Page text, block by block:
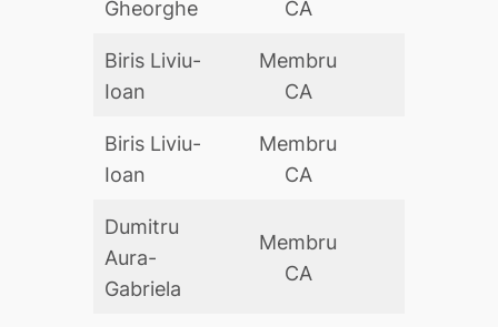
Gheorghe CA
Biris Liviu-
Ioan
Membru
CA
Biris Liviu-
Ioan
Membru
CA
Dumitru
Aura-
Gabriela
Membru
CA